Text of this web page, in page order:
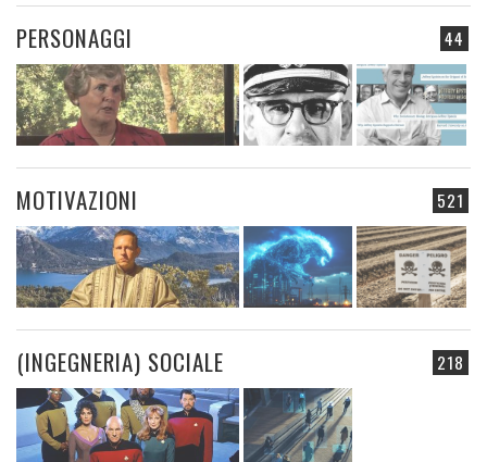
44
PERSONAGGI
521
MOTIVAZIONI
218
(INGEGNERIA) SOCIALE